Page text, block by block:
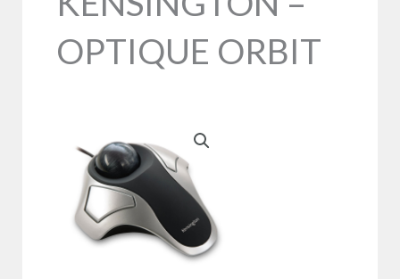
OPTIQUE ORBIT